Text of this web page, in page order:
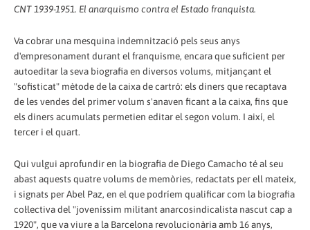
CNT 1939-1951. El anarquismo contra el Estado franquista.
Va cobrar una mesquina indemnització pels seus anys
d'empresonament durant el franquisme, encara que suficient per
autoeditar la seva biografia en diversos volums, mitjançant el
"sofisticat" mètode de la caixa de cartró: els diners que recaptava
de les vendes del primer volum s'anaven ficant a la caixa, fins que
els diners acumulats permetien editar el segon volum. I així, el
tercer i el quart.
Qui vulgui aprofundir en la biografia de Diego Camacho té al seu
abast aquests quatre volums de memòries, redactats per ell mateix,
i signats per Abel Paz, en el que podríem qualificar com la biografia
col·lectiva del "joveníssim militant anarcosindicalista nascut cap a
1920", que va viure a la Barcelona revolucionària amb 16 anys,